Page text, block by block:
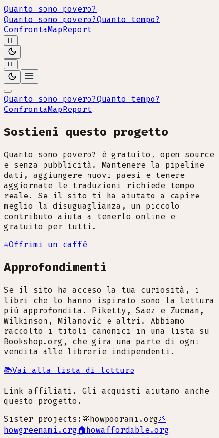
Quanto sono povero?
Quanto sono povero?Quanto tempo?
ConfrontaMapReport
IT
IT
Quanto sono povero?Quanto tempo?
ConfrontaMapReport
Sostieni questo progetto
Quanto sono povero? è gratuito, open source
e senza pubblicità. Mantenere la pipeline
dati, aggiungere nuovi paesi e tenere
aggiornate le traduzioni richiede tempo
reale. Se il sito ti ha aiutato a capire
meglio la disuguaglianza, un piccolo
contributo aiuta a tenerlo online e
gratuito per tutti.
☕Offrimi un caffè
Approfondimenti
Se il sito ha acceso la tua curiosità, i
libri che lo hanno ispirato sono la lettura
più approfondita. Piketty, Saez e Zucman,
Wilkinson, Milanović e altri. Abbiamo
raccolto i titoli canonici in una lista su
Bookshop.org, che gira una parte di ogni
vendita alle librerie indipendenti.
📚Vai alla lista di letture
Link affiliati. Gli acquisti aiutano anche
questo progetto.
Sister projects: 💸howpoorami.org🌱
howgreenami.org🏠howaffordable.org